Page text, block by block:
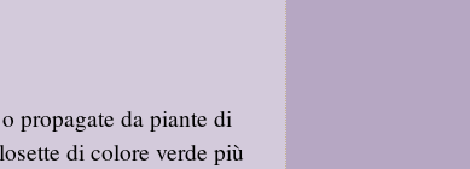
propagate da piante di
di colore verde più